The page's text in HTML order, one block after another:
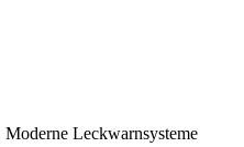
Leckwarnsysteme